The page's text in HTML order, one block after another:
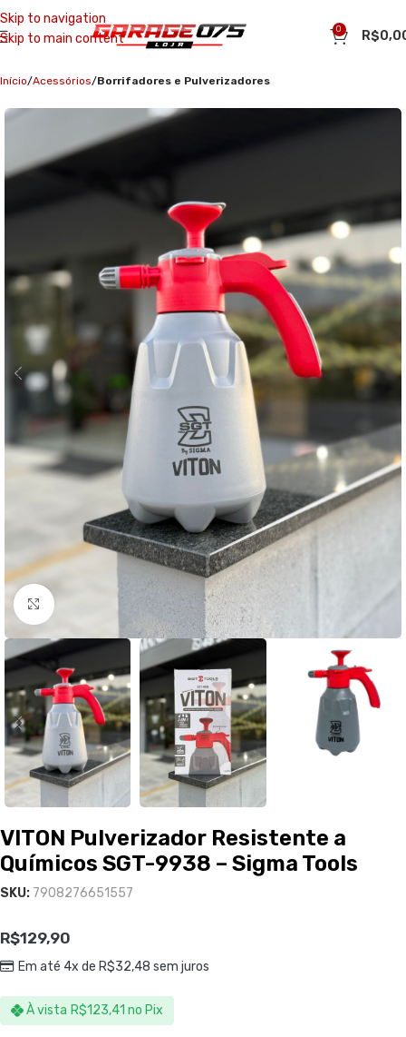
Skip to navigation
Skip to main content
0 R$
Início Acessórios Borrifadores e Pulverizadores
Clique para ampliar
VITON Pulverizador Resistente a
Químicos SGT-9938 – Sigma Tools
SKU: 7908276651557
R$129,90
Em até 4x de R$32,48 sem juros
À vista R$123,41 no Pix